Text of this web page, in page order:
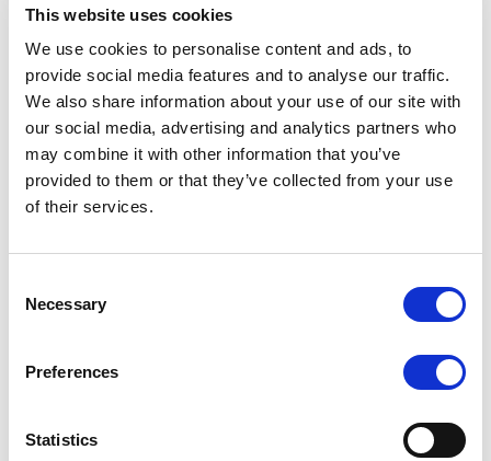
This website uses cookies
We use cookies to personalise content and ads, to
provide social media features and to analyse our traffic.
We also share information about your use of our site with
our social media, advertising and analytics partners who
may combine it with other information that you’ve
provided to them or that they’ve collected from your use
of their services.
Selection
Necessary
Preferences
Statistics
grafiche e video per creare originali elaborati che
legata ai temi di Alimentazione – Salute e Ambiente –
Riciclo.
EDIZIONE 2013/2014 – I VINCITORI
Categoria Scuola Primaria:
“Processo al vetro”, classe IV, Scuola di
Macchiagodena (Isernia)
“Racconti sul vetro”, classe IV, Scuola di
“Il vetro”, classe IV, Scuola Brandolini Rota
Categoria scuola secondaria:
Carducci, Bagheria (Palermo)